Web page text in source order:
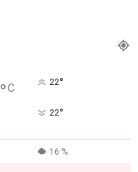
°C 22°
22°
16 %